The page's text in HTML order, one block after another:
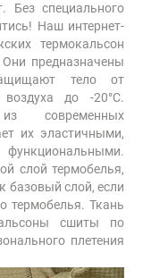
Без специального
Наш интернет-
термокальсон
Они предназначены
тело от
воздуха до -20°С.
современных
их эластичными,
слой термобелья,
базовый слой, если
термобелья. Ткань
сшиты по
плетения